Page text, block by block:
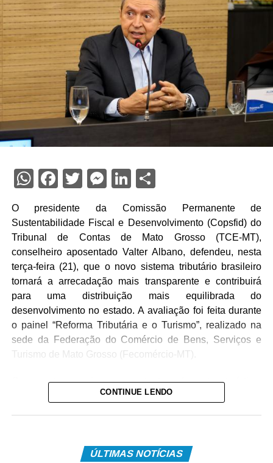
WhatsApp
Facebook
Twitter
Messenger
LinkedIn
Share
O presidente da Comissão Permanente de
Sustentabilidade Fiscal e Desenvolvimento (Copsfid) do
Tribunal de Contas de Mato Grosso (TCE-MT),
conselheiro aposentado Valter Albano, defendeu, nesta
terça-feira (21), que o novo sistema tributário brasileiro
tornará a arrecadação mais transparente e contribuirá
para uma distribuição mais equilibrada do
desenvolvimento no estado. A avaliação foi feita durante
o painel “Reforma Tributária e o Turismo”, realizado na
sede da Federação do Comércio de Bens, Serviços e
Turismo de Mato Grosso (Fecomércio-MT).
O encontro reuniu representantes do setor turístico,
empresários e integrantes do Governo do Estado para
TCE-MT, conselheiro Sérgio Ricardo, de ampliar o
CONTINUE LENDO
ÚLTIMAS NOTÍCIAS